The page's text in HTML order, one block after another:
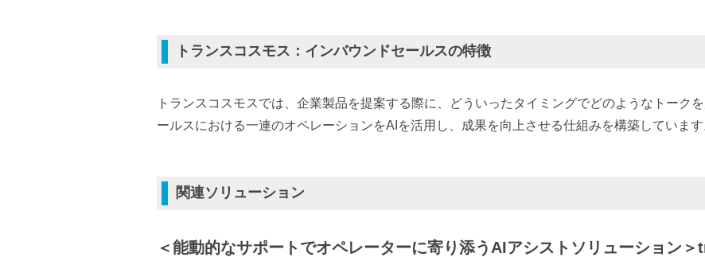
トランスコスモス：インバウンドセールスの特徴
トランスコスモスでは、企業製品を提案する際に、どういったタイミングでどのようなトーク
ールスにおける一連のオペレーションをAIを活用し、成果を向上させる仕組みを構築しています
関連ソリューション
＜能動的なサポートでオペレーターに寄り添うAIアシストソリューション